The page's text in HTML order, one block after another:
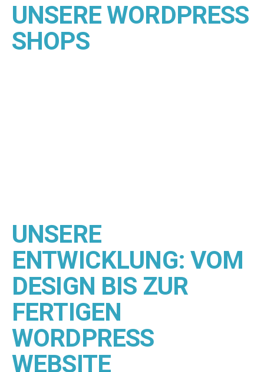
UNSERE WORDPRESS
SHOPS
UNSERE
ENTWICKLUNG: VOM
DESIGN BIS ZUR
FERTIGEN
WORDPRESS
WEBSITE